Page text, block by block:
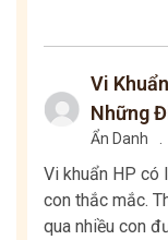
Vi
Những
Ẩn Danh
Vi khuẩn HP có
con thắc mắc.
qua nhiều con